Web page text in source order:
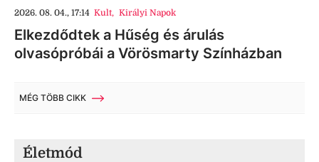
2026. 08. 04., 17:14 Kult, Királyi Napok
Elkezdődtek a Hűség és árulás
olvasópróbái a Vörösmarty Színházban
MÉG TÖBB CIKK
Életmód